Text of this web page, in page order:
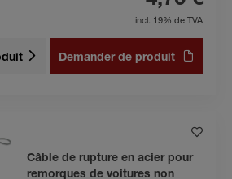
incl. 19% de TVA
Demander de produit
Câble de rupture en acier pour
remorques de voitures non